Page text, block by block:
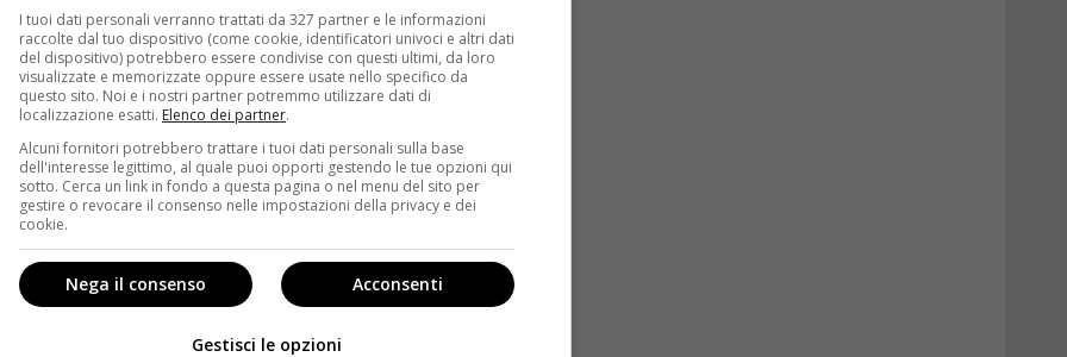
parlato del suo ritorno nello show con alcune
sul futuro di Grey’s Anatomy, anche in vista
molto tempo dopo che me ne sono andata perché mi
me.Ho guardato la morte di Mark e Lexie ed ero
ha parlato ai microfoni della ABC. La showrunner non
il pubblico del medical drama che si interroga già
è stata già confermata e tornerà in autunno.
e April. Si era ipotizzato che l’uscita di scena
parlando anche del suo funerale. Alcune
o legato all’addio di April e come ci spiega la
del Grey Sloan resterà “gravemente ferito”. Forse si
per rivelare la sorpresa finale.
I tuoi dati personali verranno trattati da 327 partner e le informazioni
raccolte dal tuo dispositivo (come cookie, identificatori univoci e altri dati
del dispositivo) potrebbero essere condivise con questi ultimi, da loro
visualizzate e memorizzate oppure essere usate nello specifico da
questo sito. Noi e i nostri partner potremmo utilizzare dati di
localizzazione esatti. Elenco dei partner.
Alcuni fornitori potrebbero trattare i tuoi dati personali sulla base
dell'interesse legittimo, al quale puoi opporti gestendo le tue opzioni qui
sotto. Cerca un link in fondo a questa pagina o nel menu del sito per
gestire o revocare il consenso nelle impostazioni della privacy e dei
cookie.
Acconsenti
Nega il consenso
Gestisci le opzioni